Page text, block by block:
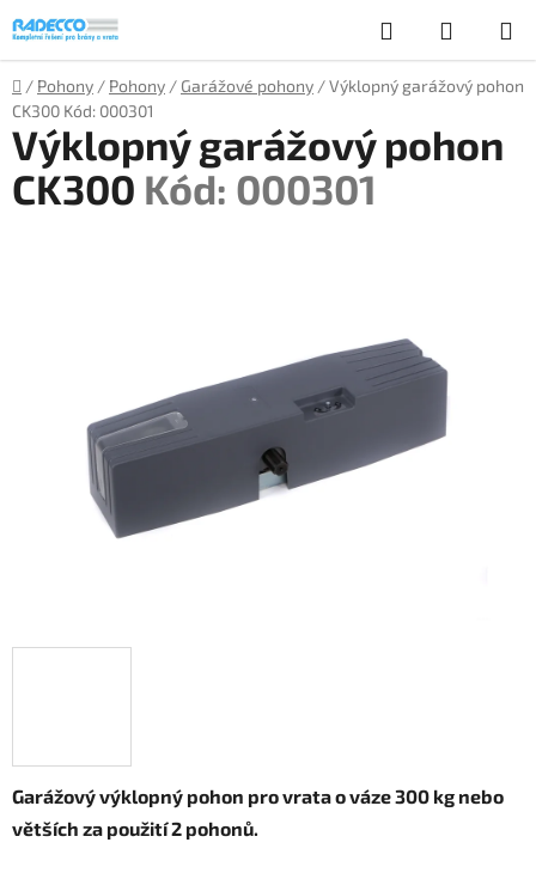
na
obsah
Hledat
KOŠÍK
Domů
/ Pohony / Pohony / Garážové pohony /Výklopný garážový pohon
CK300 Kód: 000301
Garážový výklopný pohon pro vrata o váze 300 kg nebo
větších za použití 2 pohonů.
Výklopný garážový pohon
CK300 Kód: 000301